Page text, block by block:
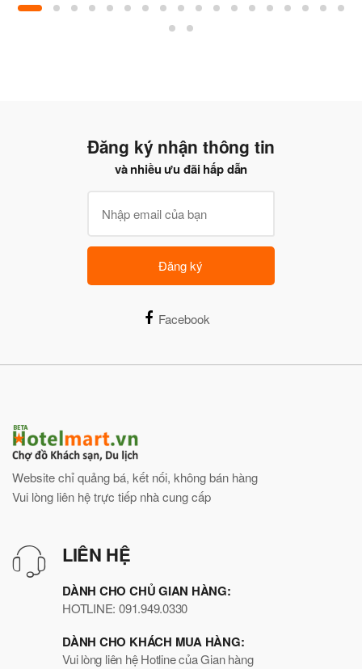
Đăng ký nhận thông tin
và nhiều ưu đãi hấp dẫn
Đăng ký
Facebook
Website chỉ quảng bá, kết nối, không bán hàng
Vui lòng liên hệ trực tiếp nhà cung cấp
LIÊN HỆ
DÀNH CHO CHỦ GIAN HÀNG:
HOTLINE: 091.949.0330
DÀNH CHO KHÁCH MUA HÀNG:
Vui lòng liên hệ Hotline của Gian hàng